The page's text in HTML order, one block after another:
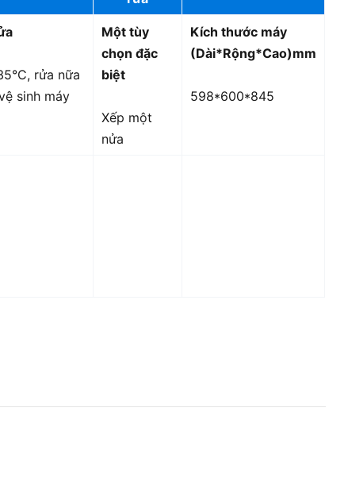
rửa nữa
sinh máy
Một tùy
chọn đặc
biệt
Xếp một
nửa
Kích thước máy
(Dài*Rộng*Cao)mm
598*600*845